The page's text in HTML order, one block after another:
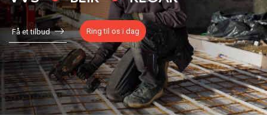
Få et tilbud Ring til os i dag